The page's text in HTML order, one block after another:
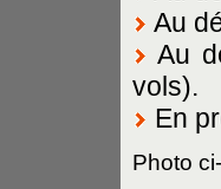
Au
Au
vols).
En
Photo